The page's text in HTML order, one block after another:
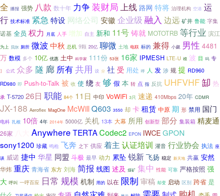
全 播报 强势 八款 数十年 力争装财局 上线 路网 特将 治理机构 空港 运
行 技术标准 紧急 特设 网络公司 安徽企业级 融入 边远 矿井 鲁能 字集
诺基 全员 权力 月底 人手 增加 自主 新和 11号铸就 MOTOTRB 等行业 滨江
为上 贝尔 厕所 微波 中秋 总机 9颗 20亿 聊微 土地 电联 标的 兼得 小觑 男性 4481
万 数模 多个 10亿 优惠 土中 科学家 111份 53张 16家 IPMESH LTE-U 模 波 目 吗 专
】 公式 众多 隧 廊 所有共用 设 分 社 受 用处 呼 人 发 涉 规 提 RD960
RD980 即 Push-to-Talk 被 收 使 绕 友 够 假 本 转 点 指 反抗 UHFVHF缷 热
承 T-5720 26日 职能 84个 11日 中印 VoWiFi 3只 速递 410Mbps 20年 CDMR
JX-188 Aeroflex MagOne McWillQ603 3550 却 卡 租赁 中原 期 形 禁用 国门
电科 扎根 10倍 4年 2014年 5000亿 关机 13本 大幕 所用 创新型 部分 集装箱 精麦通
26家 Anywhere TERTACodec2 EPON IWCE GPON
sony1200 珍藏 鸣枪 飞奔 之下 供应 着主 认证培训 灌音 行业协会 执法 座
谈 威诺 捷中 华星 同盟 斗极 最早 动力 累坠 锐新 飞扬 稳定 新天地 共赢 安然
华炜 重庆 青海省 东方 刘海 简报 线图 述及 煤矿 集中 性能 可靠 严格按照 强
大 呼叫 一呼百应 日常 规模 机制 用的 以在 限制 审稿 却变 启动 区别 跨省 是